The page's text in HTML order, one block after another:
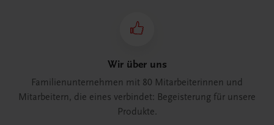
Wir über uns
Familienunternehmen mit 80 Mitarbeiterinnen und
Mitarbeitern, die eines verbindet: Begeisterung für unsere
Produkte.